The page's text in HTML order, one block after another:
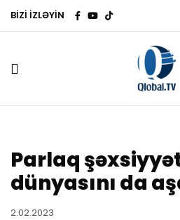
BİZİ İZLƏYİN
Parlaq
dünyasını da
2.02.2023